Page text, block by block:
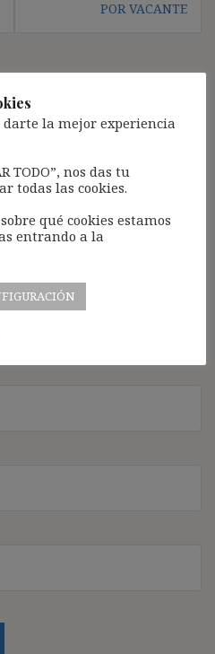
POR VACANTE
no será publicada. Los
con
la mejor experiencia
TODO”, nos das tu
todas las cookies.
qué cookies estamos
entrando a la